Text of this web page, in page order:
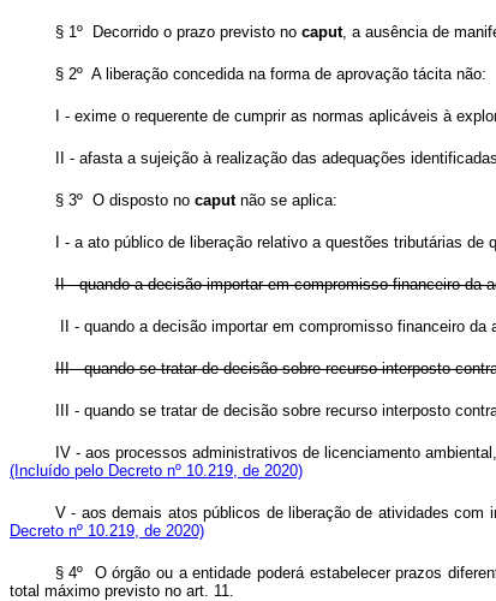
§ 1º Decorrido o prazo previsto no caput, a ausência de
§ 2º A liberação concedida na forma de aprovação tácita não:
I - exime o requerente de cumprir as normas aplicáveis à
II - afasta a sujeição à realização das adequações
§ 3º O disposto no caputnão se aplica:
I - a ato público de liberação relativo a questões tributárias
II - quando a decisão importar em compromisso financeiro da
II - quando a decisão importar em compromisso
III - quando se tratar de decisão sobre recurso interposto
III - quando se tratar de decisão sobre recurso interposto
IV - aos processos administrativos de licenciamento
(Incluído pelo Decreto nº 10.219, de 2020)
V - aos demais atos públicos de liberação de atividades com
Decreto nº 10.219, de 2020)
§ 4º O órgão ou a entidade poderá estabelecer prazos
total máximo previsto no art. 11.